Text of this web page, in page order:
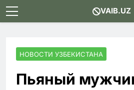
Skip
to
VAIB.UZ
НОВОСТИ УЗБЕКИСТАНА
Пьяный